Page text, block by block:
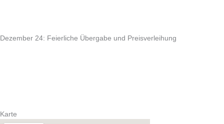
Dezember 24: Feierliche Übergabe und Preisverleihung
Karte